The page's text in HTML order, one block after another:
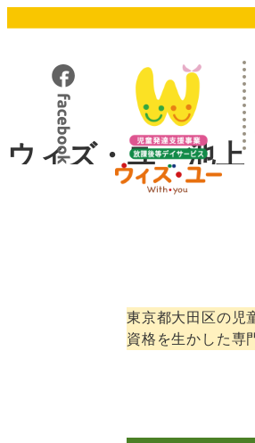
ン
ウィズ・ユー池
東京都大田区の児
資格を生かした専